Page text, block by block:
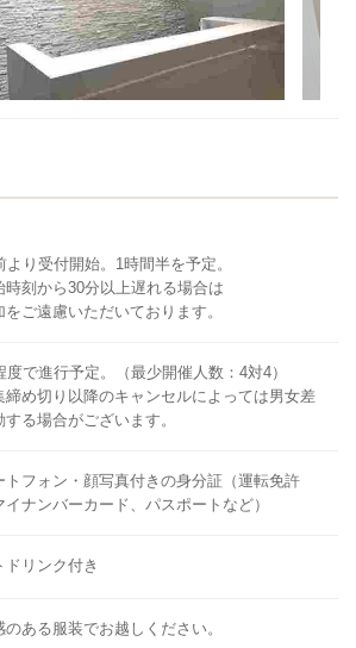
より受付開始。1時間半を予定。
刻から30分以上遅れる場合は
ご遠慮いただいております。
度で進行予定。（最少開催人数：4対4）
め切り以降のキャンセルによっては男女差
する場合がございます。
トフォン・顔写真付きの身分証（運転免許
イナンバーカード、パスポートなど）
ドリンク付き
のある服装でお越しください。